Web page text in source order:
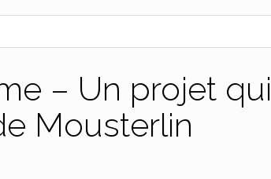
– Un projet qui
Mousterlin